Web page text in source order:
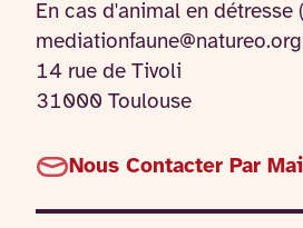
En cas d'animal en
mediationfaune@natureo.org
14 rue de Tivoli
31000 Toulouse
Nous Contacter Par